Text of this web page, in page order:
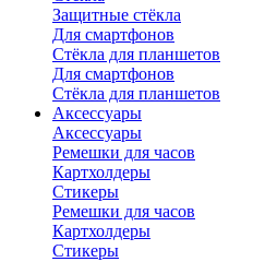
Защитные стёкла
Для смартфонов
Стёкла для планшетов
Для смартфонов
Стёкла для планшетов
Аксессуары
Аксессуары
Ремешки для часов
Картхолдеры
Стикеры
Ремешки для часов
Картхолдеры
Стикеры